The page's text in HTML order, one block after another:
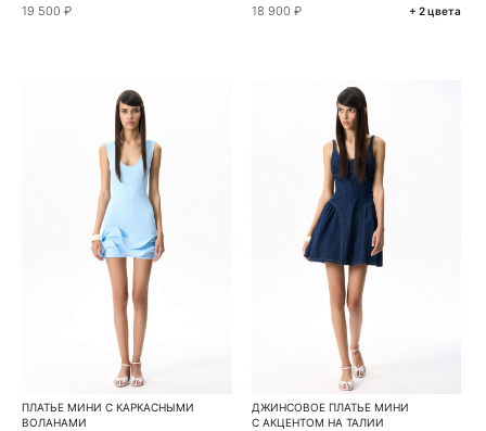
19 500 ₽ 18 900 ₽ + 2 цвета
ПЛАТЬЕ МИНИ С КАРКАСНЫМИ
ВОЛАНАМИ
ДЖИНСОВОЕ ПЛАТЬЕ МИНИ
С АКЦЕНТОМ НА ТАЛИИ